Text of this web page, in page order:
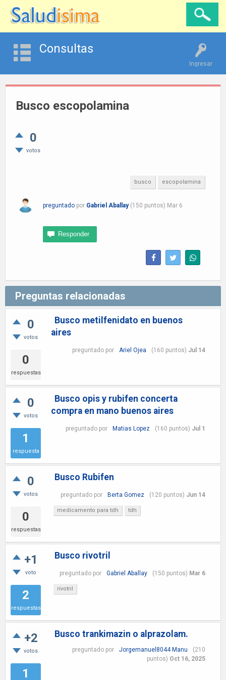
Ingresar
Consultas
Busco escopolamina
0
votos
busco escopolamina
preguntado por Gabriel Aballay (150 puntos) Mar 6
Preguntas relacionadas
0
votos
0
respuestas
Busco metilfenidato en buenos
aires
preguntado por Ariel Ojea (160 puntos) Jul 14
0
votos
1
respuesta
Busco opis y rubifen concerta
compra en mano buenos aires
preguntado por Matias Lopez (160 puntos) Jul 1
0
votos
0
respuestas
Busco Rubifen
preguntado por Berta Gomez (120 puntos) Jun 14
medicamento para tdh tdh
+1
voto
2
respuestas
Busco rivotril
preguntado por Gabriel Aballay (150 puntos) Mar 6
rivotril
+2
votos
1
Busco trankimazin o alprazolam.
preguntado por Jorgemanuel8044 Manu (210
puntos) Oct 16, 2025